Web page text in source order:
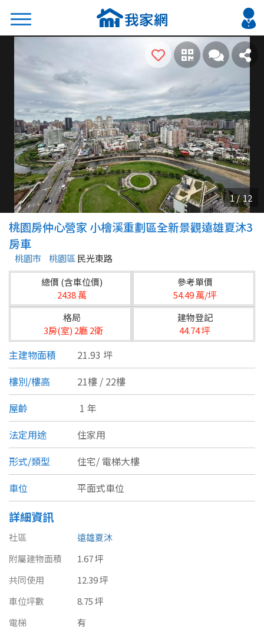
搜尋
熱門關鍵字
2026 台北降價好屋限量釋出
2026 新北降價好屋限量釋出
2026 台中降價好屋限量釋出
2026 台南降價好屋限量釋出
2026 高雄降價好屋限量釋出
縣市
台北市
基隆市
新北市
宜蘭縣
桃園市
新竹市
新竹縣
苗栗縣
台中市
彰化縣
南投縣
雲林縣
嘉義市
區域
類型(可複選)
不拘 公寓 電梯大樓 套房
別墅 透天厝 樓中樓 華廈
農舍 辦公 店面 工廠
坪數
20~30 坪
40~50 坪
桃園房仲心營家 小檜溪重劃區全新景觀遠雄夏沐3
房車
桃園市 桃園區 民光東路
總價 (含車位價)
2438 萬
參考單價
54.49 萬/坪
格局
3房(室) 2廳 2衛
建物登記
44.74 坪
主建物面積
21.93 坪
樓別/樓高
21樓 / 22樓
屋齡
1 年
法定用途
住家用
形式/類型
住宅/ 電梯大樓
車位
平面式車位
詳細資訊
社區
遠雄夏沐
附屬建物面積
1.67 坪
共同使用
12.39 坪
車位坪數
8.75 坪
電梯
有